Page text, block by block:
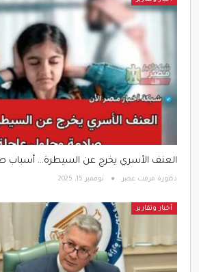
العنف الأسري يخرج عن السيطرة… أسباب
دكتورة مرفت عصر نوفمبر 15, 2025
أخبار وتقارير